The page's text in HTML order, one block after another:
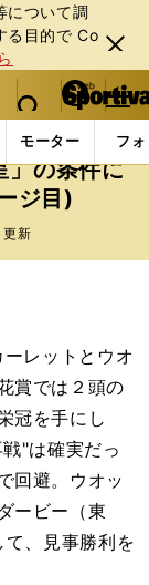
について調
る⽬的で Co
閉じ
る
web Sportiva (webスポルティーバ)
検索
マイペ
ー
ジ
メニュ
モーター フ
議。「オークスで
」の条件に
ジ目)
新
レットとウオ
賞では２頭の
冠を手にし
"は確実だっ
回避。ウオッ
ービー（東
、見事勝利を